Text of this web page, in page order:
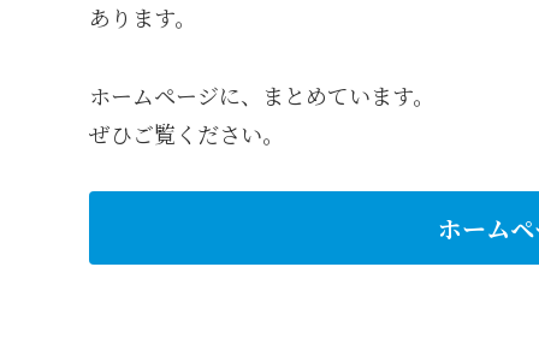
あります。
ホームページに、まとめています。
ぜひご覧ください。
ホーム